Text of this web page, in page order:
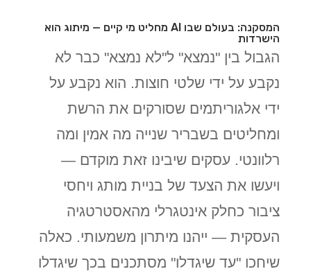
המסקנה: בעולם שבו AI מחליט מי קיים — מיתוג הוא
הישרדות
הגבול בין "נמצא" ל"לא נמצא" כבר לא
נקבע על ידי שלטי חוצות. הוא נקבע על
ידי אלגוריתמים שסורקים את הרשת
ומחליטים בשבריר שנייה מה אמין ומה
רלוונטי. עסקים שיבינו זאת מוקדם —
ויעשו את הצעד של בניית מותג ויחסי
ציבור כחלק אינטגרלי מהאסטרטגיה
העסקית — ייהנו מיתרון משמעותי. כאלה
שיחכו "עד שיגדלו" מסתכנים בכך שיגדלו